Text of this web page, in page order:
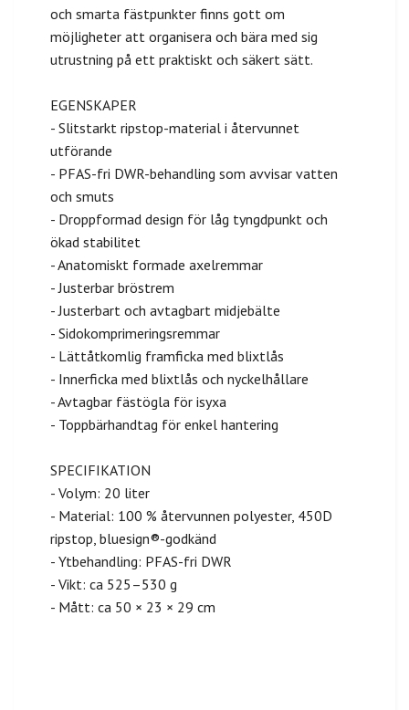
och smarta fästpunkter finns gott om
möjligheter att organisera och bära med sig
utrustning på ett praktiskt och säkert sätt.
EGENSKAPER
- Slitstarkt ripstop-material i återvunnet
utförande
- PFAS-fri DWR-behandling som avvisar vatten
och smuts
- Droppformad design för låg tyngdpunkt och
ökad stabilitet
- Anatomiskt formade axelremmar
- Justerbar bröstrem
- Justerbart och avtagbart midjebälte
- Sidokomprimeringsremmar
- Lättåtkomlig framficka med blixtlås
- Innerficka med blixtlås och nyckelhållare
- Avtagbar fästögla för isyxa
- Toppbärhandtag för enkel hantering
SPECIFIKATION
- Volym: 20 liter
- Material: 100 % återvunnen polyester, 450D
ripstop, bluesign®-godkänd
- Ytbehandling: PFAS-fri DWR
- Vikt: ca 525–530 g
- Mått: ca 50 × 23 × 29 cm